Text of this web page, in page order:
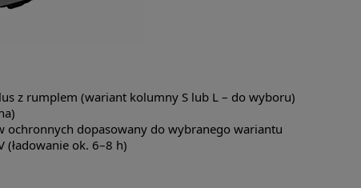
z rumplem (wariant kolumny S lub L – do wyboru)
ochronnych dopasowany do wybranego wariantu
(ładowanie ok. 6–8 h)